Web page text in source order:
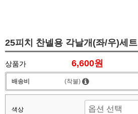
25피치 찬넬용 각날개(좌/우)세트
상품가 6,600원
배송비 (착불)
색상